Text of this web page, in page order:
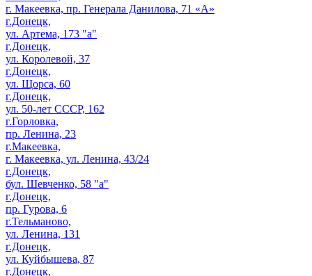
г. Макеевка, пр. Генерала Данилова, 71 «А»
г.Донецк,
ул. Артема, 173 "а"
г.Донецк,
ул. Королевой, 37
г.Донецк,
ул. Щорса, 60
г.Донецк,
ул. 50-лет СССР, 162
г.Горловка,
пр. Ленина, 23
г.Макеевка,
г. Макеевка, ул. Ленина, 43/24
г.Донецк,
бул. Шевченко, 58 "а"
г.Донецк,
пр. Гурова, 6
г.Тельманово,
ул. Ленина, 131
г.Донецк,
ул. Куйбышева, 87
г.Донецк,